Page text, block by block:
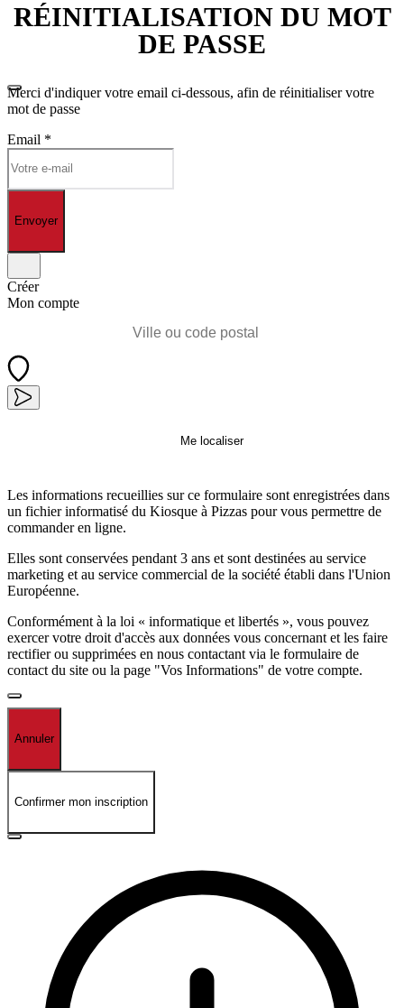
RÉINITIALISATION DU MOT
DE PASSE
Merci d'indiquer votre email ci-dessous, afin de réinitialiser votre
mot de passe
Email *
Envoyer
Créer
Mon compte
Me localiser
Les informations recueillies sur ce formulaire sont enregistrées dans
un fichier informatisé du Kiosque à Pizzas pour vous permettre de
commander en ligne.
Elles sont conservées pendant 3 ans et sont destinées au service
marketing et au service commercial de la société établi dans l'Union
Européenne.
Conformément à la loi « informatique et libertés », vous pouvez
exercer votre droit d'accès aux données vous concernant et les faire
rectifier ou supprimées en nous contactant via le formulaire de
contact du site ou la page "Vos Informations" de votre compte.
Annuler
Confirmer mon inscription